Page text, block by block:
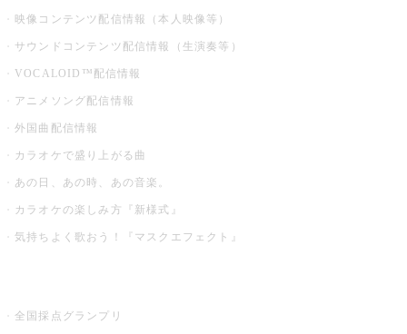
映像コンテンツ配信情報（本人映像等）
サウンドコンテンツ配信情報（生演奏等）
VOCALOID™配信情報
アニメソング配信情報
外国曲配信情報
カラオケで盛り上がる曲
あの日、あの時、あの音楽。
カラオケの楽しみ方『新様式』
気持ちよく歌おう！『マスクエフェクト』
全国採点グランプリ